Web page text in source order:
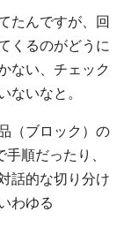
たんですが、回
くるのがどうに
ない、チェック
ないなと。
（ブロック）の
順だったり、
話的な切り分け
わゆる